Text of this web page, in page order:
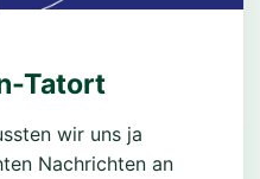
Tatort
wir uns ja
Nachrichten an